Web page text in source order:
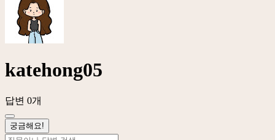
katehong05
답변 0개
궁금해요!